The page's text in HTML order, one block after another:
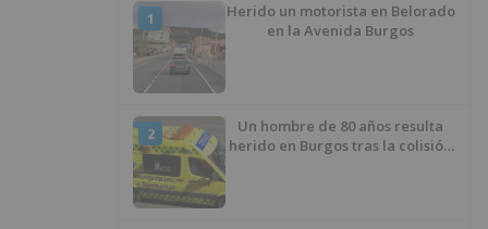
1
Herido un motorista en Belorado
en la Avenida Burgos
2
Un hombre de 80 años resulta
herido en Burgos tras la colisión